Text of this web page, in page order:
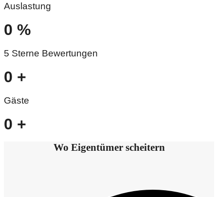
Auslastung
0 %
5 Sterne Bewertungen
0 +
Gäste
0 +
Wo Eigentümer scheitern